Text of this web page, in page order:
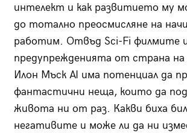
интелект и как развитието му
до тотално преосмисляне на
работим. Отвъд Sci-Fi филмите
предупрежденията от страна на
Илон Мъск AI има потенциал да
фантастични неща, които да
живота ни от раз. Какви биха
негативите и може ли да ни